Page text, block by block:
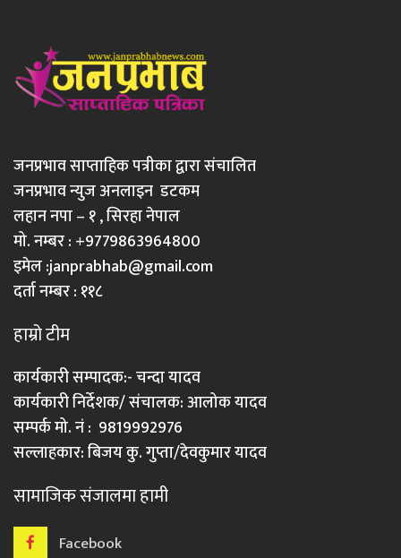
जनप्रभाव साप्ताहिक पत्रीका द्वारा संचालित
जनप्रभाव न्युज अनलाइन डटकम
लहान नपा – १ , सिरहा नेपाल
मो. नम्बर : +9779863964800
इमेल :janprabhab@gmail.com
दर्ता नम्बर : ११८
हाम्रो टीम
कार्यकारी सम्पादक:- चन्दा यादव
कार्यकारी निर्देशक/ संचालक: आलोक यादव
सम्पर्क मो. नं : 9819992976
सल्लाहकार: बिजय कु. गुप्ता/देवकुमार यादव
सामाजिक संजालमा हामी
Facebook